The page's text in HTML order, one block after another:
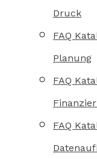
Druck
FAQ
Planung
FAQ
FAQ